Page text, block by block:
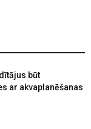
būt
ar akvaplanēšanas